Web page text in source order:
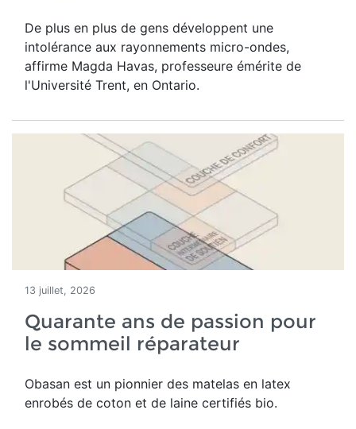
De plus en plus de gens développent une
intolérance aux rayonnements micro-ondes,
affirme Magda Havas, professeure émérite de
l'Université Trent, en Ontario.
13 juillet, 2026
Quarante ans de passion pour
le sommeil réparateur
Obasan est un pionnier des matelas en latex
enrobés de coton et de laine certifiés bio.